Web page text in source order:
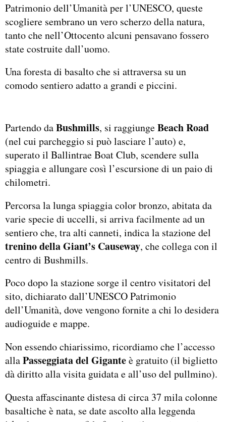
Patrimonio dell’Umanità per l’UNESCO, queste
scogliere sembrano un vero scherzo della natura,
tanto che nell’Ottocento alcuni pensavano fossero
state costruite dall’uomo.
Una foresta di basalto che si attraversa su un
comodo sentiero adatto a grandi e piccini.
Partendo daBushmills, si raggiungeBeach Road
(nel cui parcheggio si può lasciare l’auto) e,
superato il Ballintrae Boat Club, scendere sulla
spiaggia e allungare così l’escursione di un paio di
chilometri.
Percorsa la lunga spiaggia color bronzo, abitata da
varie specie di uccelli, si arriva facilmente ad un
sentiero che, tra alti canneti, indica la stazione del
trenino della Giant’s Causeway, che collega con il
centro di Bushmills.
Poco dopo la stazione sorge il centro visitatori del
sito, dichiarato dall’UNESCO Patrimonio
dell’Umanità, dove vengono fornite a chi lo desidera
audioguide e mappe.
Non essendo chiarissimo, ricordiamo che l’accesso
allaPasseggiata del Giganteè gratuito (il biglietto
dà diritto alla visita guidata e all’uso del pullmino).
Questa affascinante distesa di circa 37 mila colonne
basaltiche è nata, se date ascolto alla leggenda